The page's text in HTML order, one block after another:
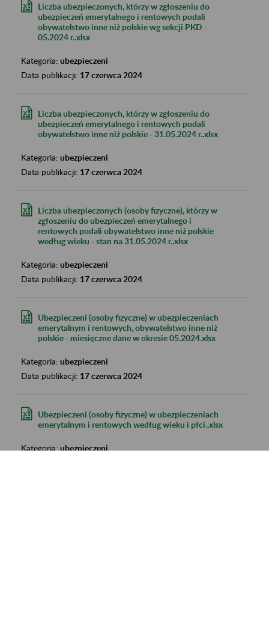
Liczba ubezpieczonych, którzy w zgłoszeniu do
ubezpieczeń emerytalnego i rentowych podali
obywatelstwo inne niż polskie wg sekcji PKD -
05.2024 r..xlsx
Kategoria: ubezpieczeni
Data publikacji: 17 czerwca 2024
Liczba ubezpieczonych, którzy w zgłoszeniu do
ubezpieczeń emerytalnego i rentowych podali
obywatelstwo inne niż polskie - 31.05.2024 r..xlsx
Kategoria: ubezpieczeni
Data publikacji: 17 czerwca 2024
Liczba ubezpieczonych (osoby fizyczne), którzy w
zgłoszeniu do ubezpieczeń emerytalnego i
rentowych podali obywatelstwo inne niż polskie
według wieku - stan na 31.05.2024 r..xlsx
Kategoria: ubezpieczeni
Data publikacji: 17 czerwca 2024
Ubezpieczeni (osoby fizyczne) w ubezpieczeniach
emerytalnym i rentowych, obywatelstwo inne niż
polskie - miesięczne dane w okresie 05.2024.xlsx
Kategoria: ubezpieczeni
Data publikacji: 17 czerwca 2024
Ubezpieczeni (osoby fizyczne) w ubezpieczeniach
emerytalnym i rentowych według wieku i płci..xlsx
Kategoria: ubezpieczeni